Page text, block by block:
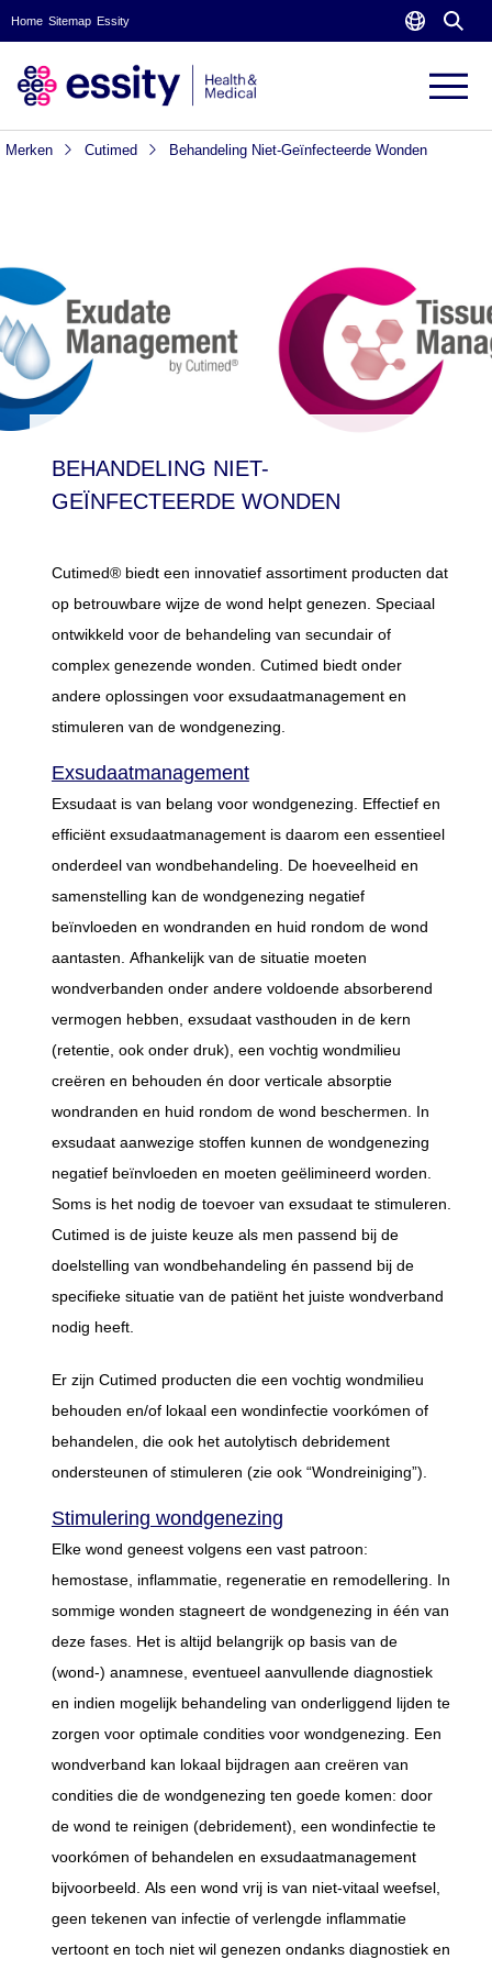
Home Sitemap Essity
Merken Cutimed Behandeling Niet-Geïnfecteerde Wonden
BEHANDELING NIET-
GEÏNFECTEERDE WONDEN
Cutimed® biedt een innovatief assortiment producten dat
op betrouwbare wijze de wond helpt genezen. Speciaal
ontwikkeld voor de behandeling van secundair of
complex genezende wonden. Cutimed biedt onder
andere oplossingen voor exsudaatmanagement en
stimuleren van de wondgenezing.
Exsudaatmanagement
Exsudaat is van belang voor wondgenezing. Effectief en
efficiënt exsudaatmanagement is daarom een essentieel
onderdeel van wondbehandeling. De hoeveelheid en
samenstelling kan de wondgenezing negatief
beïnvloeden en wondranden en huid rondom de wond
aantasten. Afhankelijk van de situatie moeten
wondverbanden onder andere voldoende absorberend
vermogen hebben, exsudaat vasthouden in de kern
(retentie, ook onder druk), een vochtig wondmilieu
creëren en behouden én door verticale absorptie
wondranden en huid rondom de wond beschermen. In
exsudaat aanwezige stoffen kunnen de wondgenezing
negatief beïnvloeden en moeten geëlimineerd worden.
Soms is het nodig de toevoer van exsudaat te stimuleren.
Cutimed is de juiste keuze als men passend bij de
doelstelling van wondbehandeling én passend bij de
specifieke situatie van de patiënt het juiste wondverband
nodig heeft.
Er zijn Cutimed producten die een vochtig wondmilieu
behouden en/of lokaal een wondinfectie voorkómen of
behandelen, die ook het autolytisch debridement
ondersteunen of stimuleren (zie ook “Wondreiniging”).
Stimulering wondgenezing
Elke wond geneest volgens een vast patroon:
hemostase, inflammatie, regeneratie en remodellering. In
sommige wonden stagneert de wondgenezing in één van
deze fases. Het is altijd belangrijk op basis van de
(wond-) anamnese, eventueel aanvullende diagnostiek
en indien mogelijk behandeling van onderliggend lijden te
zorgen voor optimale condities voor wondgenezing. Een
wondverband kan lokaal bijdragen aan creëren van
condities die de wondgenezing ten goede komen: door
de wond te reinigen (debridement), een wondinfectie te
voorkómen of behandelen en exsudaatmanagement
bijvoorbeeld. Als een wond vrij is van niet-vitaal weefsel,
geen tekenen van infectie of verlengde inflammatie
vertoont en toch niet wil genezen ondanks diagnostiek en